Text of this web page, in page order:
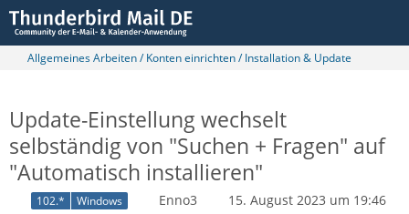
Allgemeines Arbeiten / Konten einrichten / Installation & Update
Update-Einstellung wechselt
selbständig von "Suchen + Fragen" auf
"Automatisch installieren"
102.* Windows Enno3
15. August 2023 um 19:46